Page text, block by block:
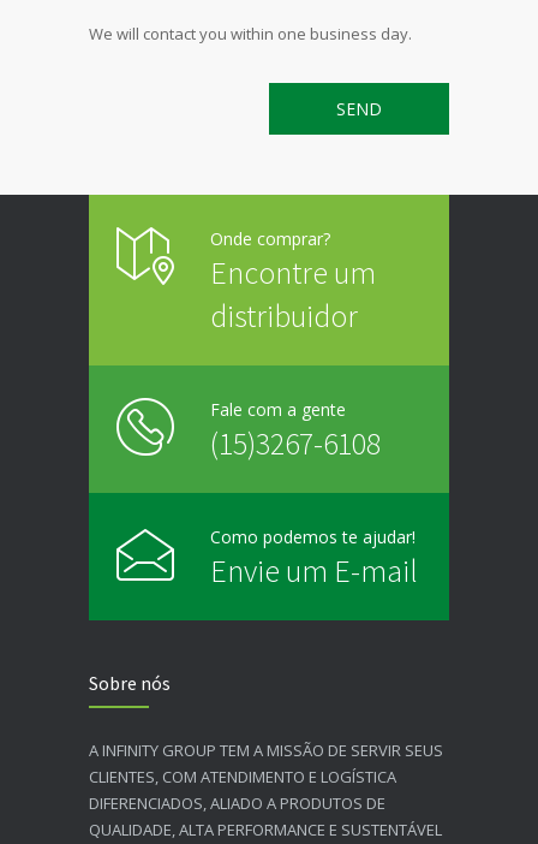
We will contact you within one business day.
Onde comprar?
Encontre um
distribuidor
Fale com a gente
(15)3267-6108
Como podemos te ajudar!
Envie um E-mail
Sobre nós
A INFINITY GROUP TEM A MISSÃO DE SERVIR SEUS
CLIENTES, COM ATENDIMENTO E LOGÍSTICA
DIFERENCIADOS, ALIADO A PRODUTOS DE
QUALIDADE, ALTA PERFORMANCE E SUSTENTÁVEL